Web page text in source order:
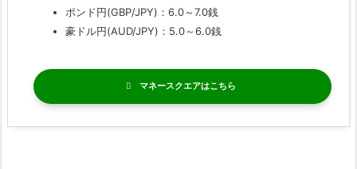
ポンド円(GBP/JPY)：6.0～7.0銭
豪ドル円(AUD/JPY)：5.0～6.0銭
マネースクエア